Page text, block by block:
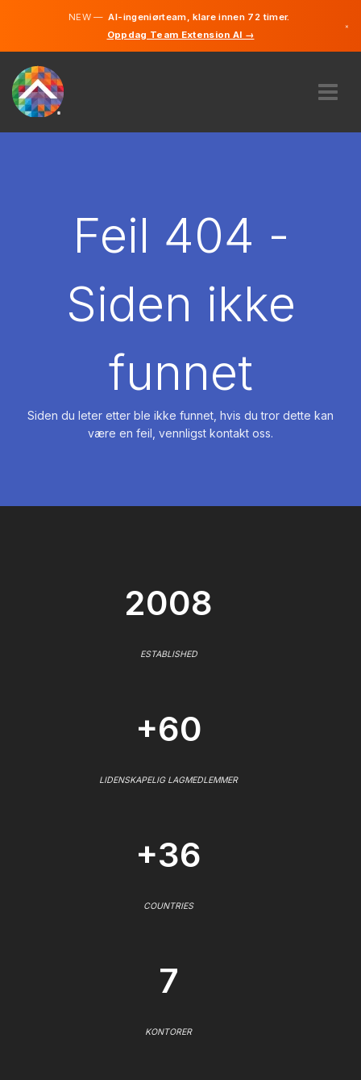
NEW —AI-ingeniørteam, klare innen 72 timer.
Oppdag Team Extension AI →
×
Feil 404 -
Siden ikke
funnet
Siden du leter etter ble ikke funnet, hvis du tror dette kan
være en feil, vennligst kontakt oss.
2008
ESTABLISHED
+60
LIDENSKAPELIG LAGMEDLEMMER
+36
COUNTRIES
7
KONTORER